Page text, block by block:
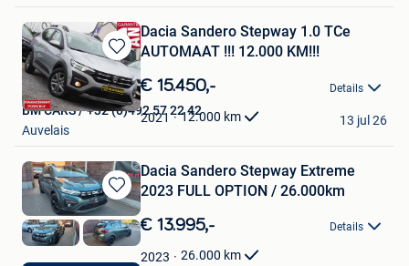
Bewaren
in
Mijn
Favorieten
Dacia Sandero Stepway 1.0 TCe
AUTOMAAT !!! 12.000 KM!!!
€ 15.450,- Details
2021 12.000 km
BM CARS / +32 (0)492 57 22 42
Auvelais
13 jul 26
Bewaren
in
Mijn
Favorieten
Dacia Sandero Stepway Extreme
2023 FULL OPTION / 26.000km
€ 13.995,- Details
2023 26.000 km